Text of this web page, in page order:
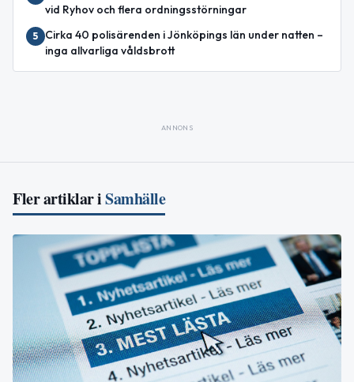
vid Ryhov och flera ordningsstörningar
5
Cirka 40 polisärenden i Jönköpings län under natten –
inga allvarliga våldsbrott
ANNONS
Fler artiklar iSamhälle